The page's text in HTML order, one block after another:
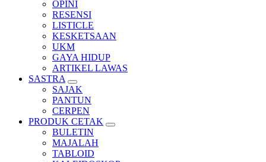
OPINI
RESENSI
LISTICLE
KESKETSAAN
UKM
GAYA HIDUP
ARTIKEL LAWAS
SASTRA
SAJAK
PANTUN
CERPEN
PRODUK CETAK
BULETIN
MAJALAH
TABLOID